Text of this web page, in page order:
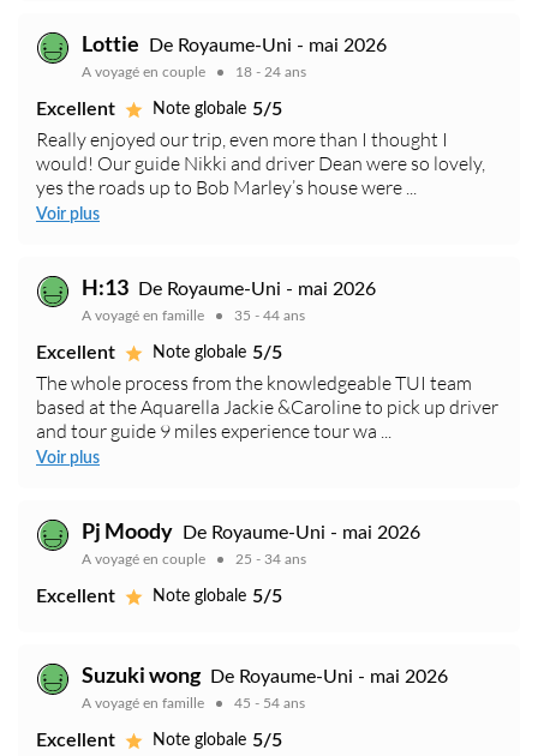
Lottie De Royaume-Uni - mai 2026
A voyagé en couple 18 - 24 ans
Excellent Note globale 5/5
Really enjoyed our trip, even more than I thought I
would! Our guide Nikki and driver Dean were so lovely,
yes the roads up to Bob Marley’s house were ...
Voir plus
H:13 De Royaume-Uni - mai 2026
A voyagé en famille 35 - 44 ans
Excellent Note globale 5/5
The whole process from the knowledgeable TUI team
based at the Aquarella Jackie &Caroline to pick up driver
and tour guide 9 miles experience tour wa ...
Voir plus
Pj Moody De Royaume-Uni - mai 2026
A voyagé en couple 25 - 34 ans
Excellent Note globale 5/5
Suzuki wong De Royaume-Uni - mai 2026
A voyagé en famille 45 - 54 ans
Excellent Note globale 5/5